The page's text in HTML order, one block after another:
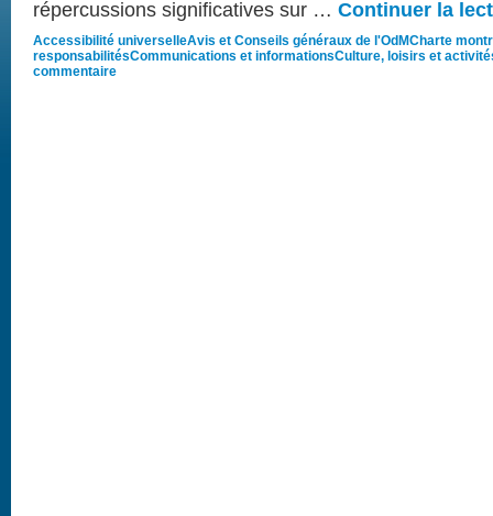
répercussions significatives sur … Continuer la
Accessibilité universelleAvis et Conseils généraux de l'OdMCharte
responsabilitésCommunications et informationsCulture, loisirs et
commentaire